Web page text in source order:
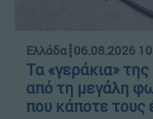
Ελλάδα┋06.08.2026
Τα «γεράκια»
από τη μεγάλη
που κάποτε τους